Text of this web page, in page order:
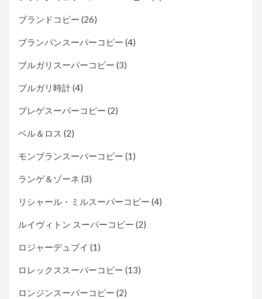
ブランドコピー (26)
ブランパンスーパーコピー (4)
ブルガリスーパーコピー (3)
ブルガリ時計(4)
ブレゲスーパーコピー (2)
ベル＆ロス (2)
モンブランスーパーコピー (1)
ランゲ＆ゾーネ (3)
リシャール・ミルスーパーコピー (4)
ルイヴィトン スーパーコピー (2)
ロジャーデュブイ (1)
ロレックススーパーコピー (13)
ロンジンスーパーコピー (2)